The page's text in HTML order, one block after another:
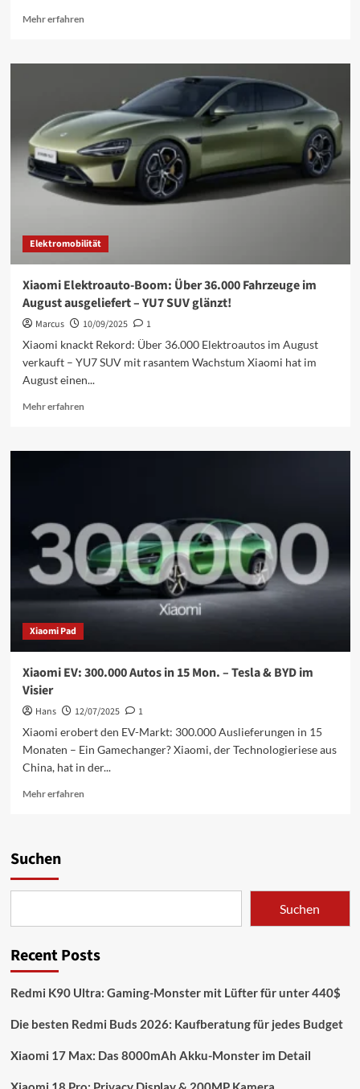
Mehr erfahrenMehr
Xiaomi
Über
40.000
Elektroautos
im
September
ausgeliefert!
Elektromobilität
Xiaomi Elektroauto-Boom: Über 36.000 Fahrzeuge im
August ausgeliefert – YU7 SUV glänzt!
Marcus 10/09/2025
1
Xiaomi knackt Rekord: Über 36.000 Elektroautos im August
verkauft – YU7 SUV mit rasantem Wachstum Xiaomi hat im
August einen...
Mehr erfahrenMehr
Xiaomi
Fahrzeuge
im
August
ausgeliefert
–
YU7
Xiaomi Pad
Xiaomi EV: 300.000 Autos in 15 Mon. – Tesla & BYD im
Visier
Hans 12/07/2025
1
Xiaomi erobert den EV-Markt: 300.000 Auslieferungen in 15
Monaten – Ein Gamechanger? Xiaomi, der Technologieriese aus
China, hat in der...
Mehr erfahrenMehr
Mon.
Tesla
BYD
Visier
Suchen
Suchen
Recent Posts
Redmi K90 Ultra: Gaming-Monster mit Lüfter für unter 440$
Die besten Redmi Buds 2026: Kaufberatung für jedes Budget
Xiaomi 17 Max: Das 8000mAh Akku-Monster im Detail